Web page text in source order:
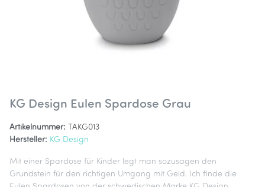
KG Design Eulen Spardose Grau
Artikelnummer: TAKG013
Hersteller: KG Design
Mit einer Spardose für Kinder legt man sozusagen den
Grundstein für den richtigen Umgang mit Geld. Ich finde die